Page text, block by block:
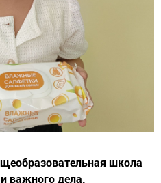
школа
важного дела.